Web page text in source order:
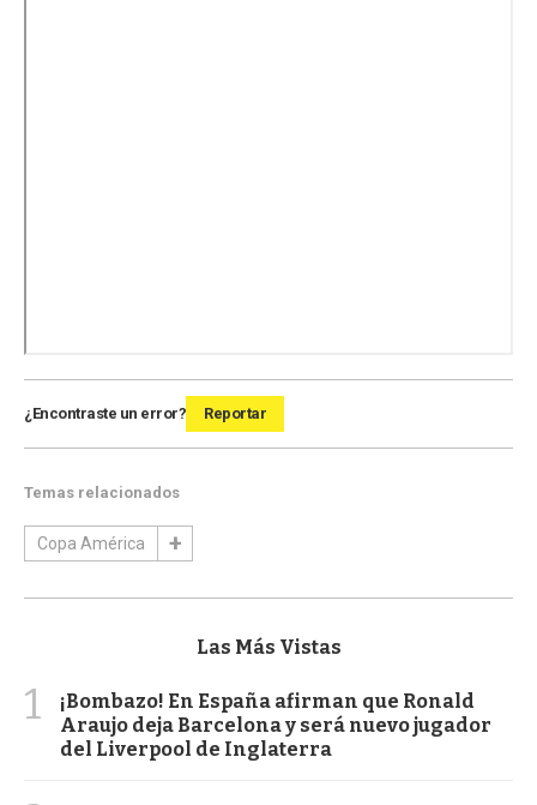
¿Encontraste un error? Reportar
Temas relacionados
Copa América
Las Más Vistas
1
¡Bombazo! En España afirman que Ronald
Araujo deja Barcelona y será nuevo jugador
del Liverpool de Inglaterra